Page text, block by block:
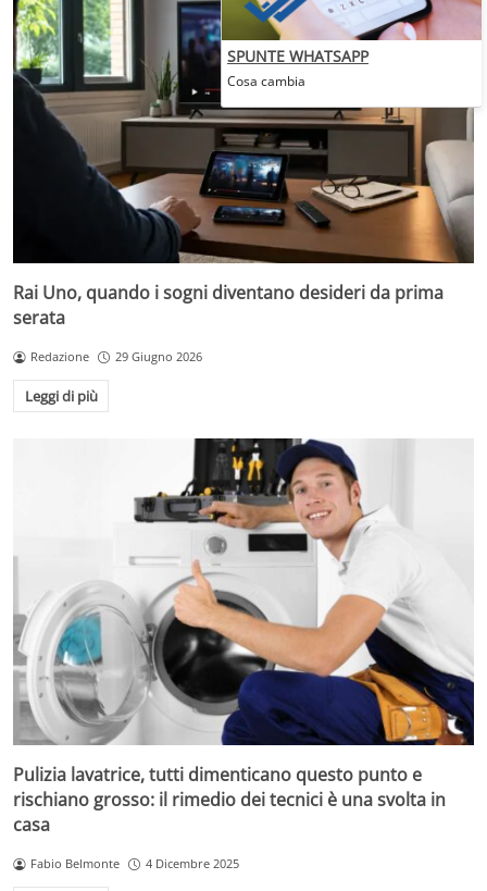
Rai Uno, quando i sogni diventano desideri da prima
serata
Redazione 29 Giugno 2026
Leggi di più
Pulizia lavatrice, tutti dimenticano questo punto e
rischiano grosso: il rimedio dei tecnici è una svolta in
casa
Fabio Belmonte 4 Dicembre 2025
SPUNTE WHATSAPP
Cosa cambia